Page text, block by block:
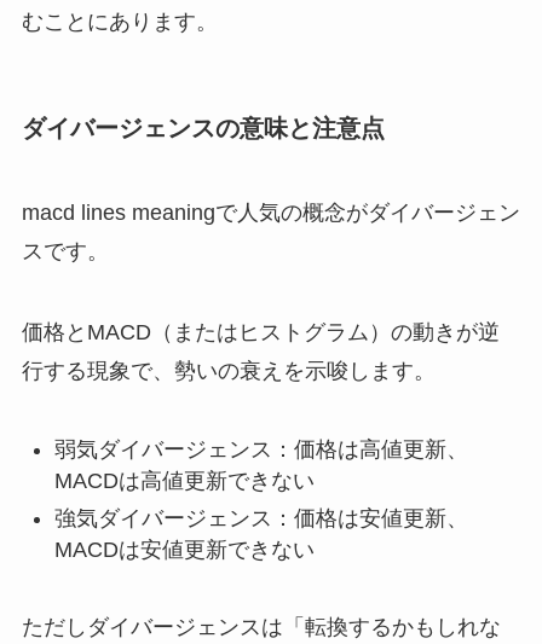
むことにあります。
ダイバージェンスの意味と注意点
macd lines meaningで人気の概念がダイバージェン
スです。
価格とMACD（またはヒストグラム）の動きが逆
行する現象で、勢いの衰えを示唆します。
弱気ダイバージェンス：価格は高値更新、
MACDは高値更新できない
強気ダイバージェンス：価格は安値更新、
MACDは安値更新できない
ただしダイバージェンスは「転換するかもしれな